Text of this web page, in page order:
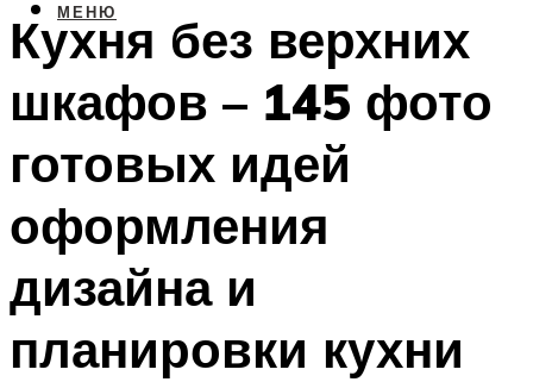
МЕНЮ
Кухня без верхних
шкафов – 145 фото
готовых идей
оформления
дизайна и
планировки кухни